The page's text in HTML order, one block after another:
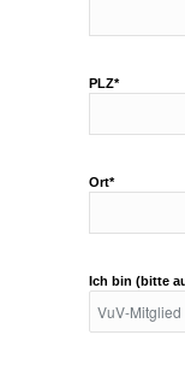
PLZ*
Ort*
Ich bin (bitte